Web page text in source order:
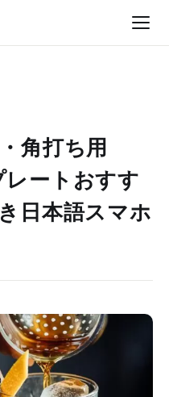
角打ち用
ートおすす
日本語スマホ